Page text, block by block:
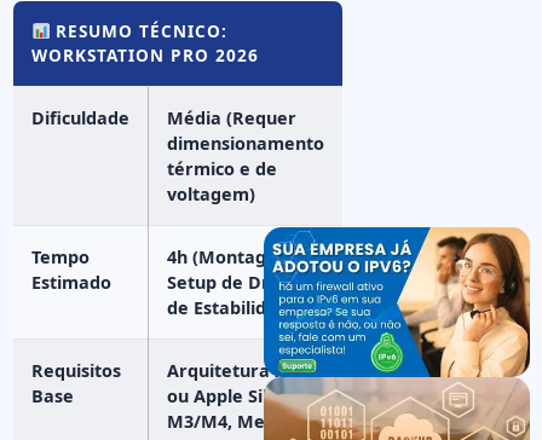
RESUMO TÉCNICO:
WORKSTATION PRO 2026
Dificuldade
Média (Requer
dimensionamento
térmico e de
voltagem)
Tempo
Estimado
4h (Montagem e
Setup de Drivers
de Estabilidade)
Requisitos
Base
Arquitetura x64
ou Apple Silicon
M3/M4, Memória